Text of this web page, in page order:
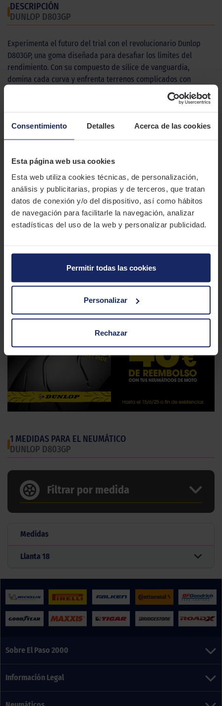
Consentimiento Detalles Acerca de las cookies
Esta página web usa cookies
Esta web utiliza cookies técnicas, de personalización,
análisis y publicitarias, propias y de terceros, que tratan
datos de conexión y/o del dispositivo, así como hábitos
de navegación para facilitarle la navegación, analizar
estadísticas del uso de la web y personalizar publicidad.
Permitir todas las cookies
Personalizar
Rechazar
DESCRIPCIÓN
DUNLOP D803GP
Experimenta el futuro del trial con el revolucionario Dunlop
D803GP, una goma diseñada para desafiar los límites del
rendimiento. Con su compuesto de sílice de vanguardia,
domina cada curva y enfrenta terrenos complicados con
confianza, mientras que su diseño de canales optimizado
garantiza un control sin igual en superficies pedregosas y
Domina cada giro con su respuesta de dirección ultrarrápida,
siente cómo la nueva carcasa y los compuestos mejorados
inigualable. Prepárate para la experiencia de trial definitiva y
consigue la victoria con el Dunlop D803GP.
CARACTERÍSTICAS TÉCNICAS
Marca
DUNLOP
Tipo
Competicion
1 MEDIDAS PARA EL NEUMÁTICO
DUNLOP D803GP
Filtrar por medida
Medidas
Llanta18
Sobre El Paso 2000
Información Legal